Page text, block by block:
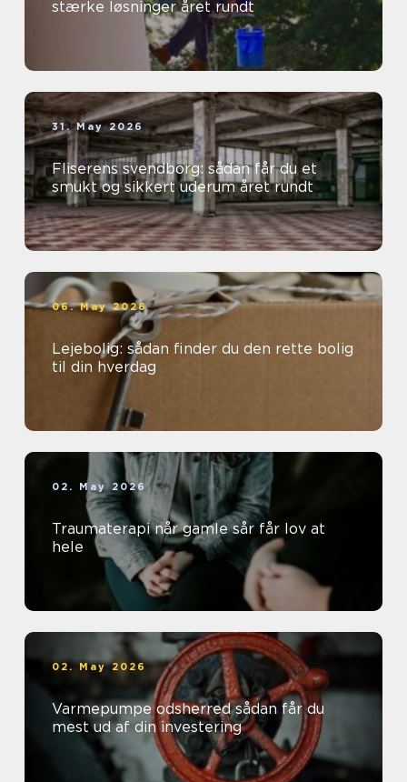
stærke løsninger året rundt
31. May 2026
Fliserens svendborg: sådan får du et
smukt og sikkert uderum året rundt
06. May 2026
Lejebolig: sådan finder du den rette bolig
til din hverdag
02. May 2026
Traumaterapi når gamle sår får lov at
hele
02. May 2026
Varmepumpe odsherred sådan får du
mest ud af din investering